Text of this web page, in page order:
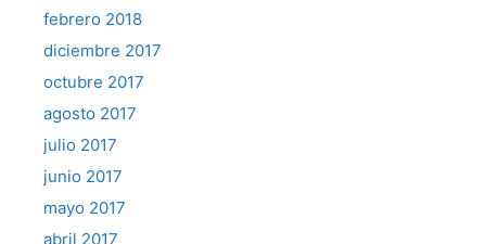
febrero 2018
diciembre 2017
octubre 2017
agosto 2017
julio 2017
junio 2017
mayo 2017
abril 2017